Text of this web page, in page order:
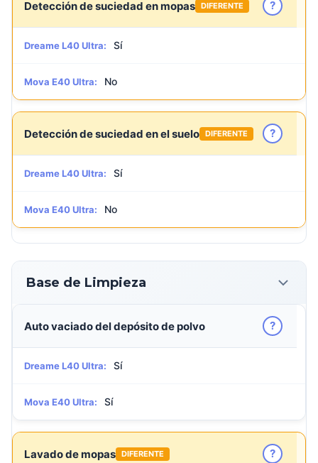
Detección de suciedad en mopas DIFERENTE ?
Dreame L40 Ultra: Sí
Mova E40 Ultra: No
Detección de suciedad en el suelo DIFERENTE ?
Dreame L40 Ultra: Sí
Mova E40 Ultra: No
Base de Limpieza
Auto vaciado del depósito de polvo ?
Dreame L40 Ultra: Sí
Mova E40 Ultra: Sí
Lavado de mopas DIFERENTE ?